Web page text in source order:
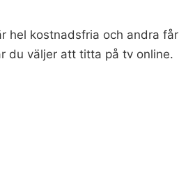
hel kostnadsfria och andra får
du väljer att titta på tv online.